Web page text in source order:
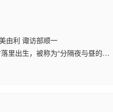
由利 诹访部顺一
里出生，被称为“分隔夜与昼的双
。 双使是一种成对的存在，被人
可见，各自拥有不同的外表、性格
“双使师”。 许多大人在双胞兄